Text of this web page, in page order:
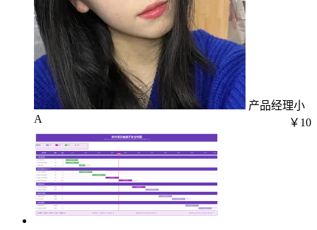
产品经理小
A
￥10